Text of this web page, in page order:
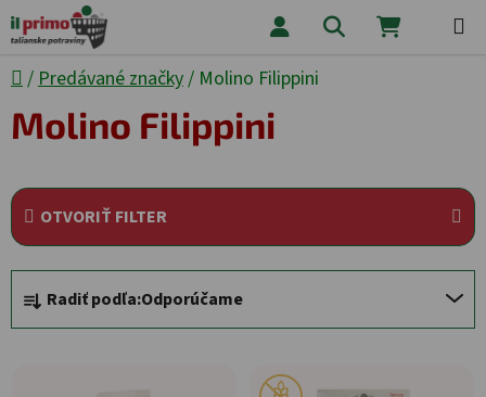
Prejsť na obsah Hľadať
Domov
/ Predávané značky/ Molino Filippini
Molino Filippini
OTVORIŤ FILTER
Radenie produktov
Radiť podľa:Odporúčame